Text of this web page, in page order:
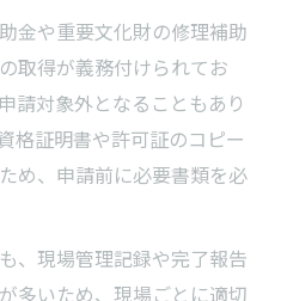
金や重要文化財の修理補助
取得が義務付けられてお
請対象外となることもあり
格証明書や許可証のコピー
め、申請前に必要書類を必
、現場管理記録や完了報告
多いため、現場ごとに適切